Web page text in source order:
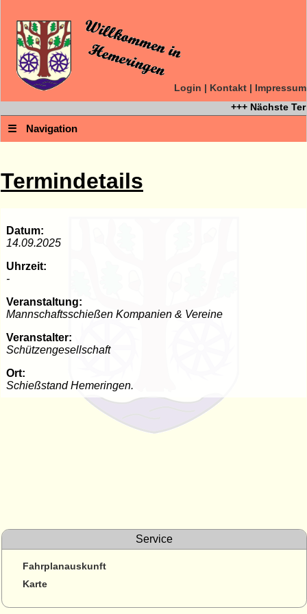
Login | Kontakt | Impressum
+++ Nächste
☰ Navigation
Termindetails
Datum:
14.09.2025
Uhrzeit:
-
Veranstaltung:
Mannschaftsschießen Kompanien & Vereine
Veranstalter:
Schützengesellschaft
Ort:
Schießstand Hemeringen.
Service
Fahrplanauskunft
Karte